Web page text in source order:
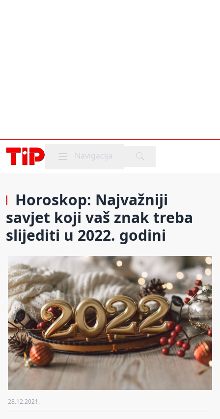
Mobile menu
Navigacija
Horoskop: Najvažniji
savjet koji vaš znak treba
slijediti u 2022. godini
28.12.2021.